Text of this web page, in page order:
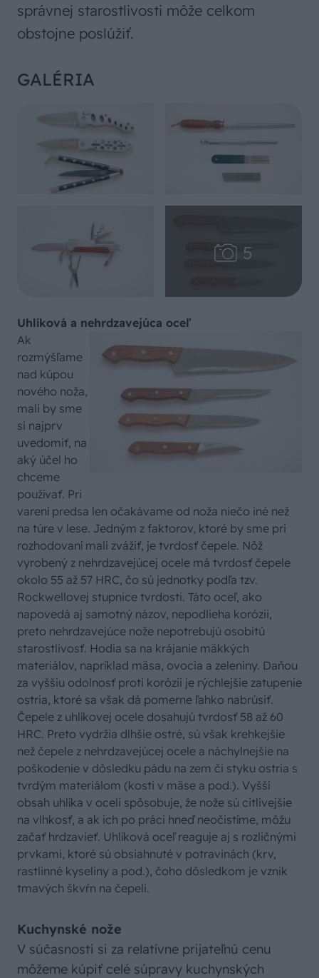
správnej starostlivosti môže celkom
obstojne poslúžiť.
GALÉRIA
Uhlíková a nehrdzavejúca oceľ
Ak
rozmýšľame
nad kúpou
nového noža,
mali by sme
si najprv
uvedomiť, na
aký účel ho
chceme
používať. Pri
varení predsa len očakávame od noža niečo iné než
na túre v lese. Jedným z faktorov, ktoré by sme pri
rozhodovaní mali zvážiť, je tvrdosť čepele. Nôž
vyrobený z nehrdzavejúcej ocele má tvrdosť čepele
okolo 55 až 57 HRC, čo sú jednotky podľa tzv.
Rockwellovej stupnice tvrdosti. Táto oceľ, ako
napovedá aj samotný názov, nepodlieha korózii,
preto nehrdzavejúce nože nepotrebujú osobitú
starostlivosť. Hodia sa na krájanie mäkkých
materiálov, napríklad mäsa, ovocia a zeleniny. Daňou
za vyššiu odolnosť proti korózii je rýchlejšie zatupenie
ostria, ktoré sa však dá pomerne ľahko nabrúsiť.
Čepele z uhlíkovej ocele dosahujú tvrdosť 58 až 60
HRC. Preto vydržia dlhšie ostré, sú však krehkejšie
než čepele z nehrdzavejúcej ocele a náchylnejšie na
poškodenie v dôsledku pádu na zem či styku ostria s
tvrdým materiálom (kosti v mäse a pod.). Vyšší
obsah uhlíka v oceli spôsobuje, že nože sú citlivejšie
na vlhkosť, a ak ich po práci hneď neočistíme, môžu
začať hrdzavieť. Uhlíková oceľ reaguje aj s rozličnými
prvkami, ktoré sú obsiahnuté v potravinách (krv,
rastlinné kyseliny a pod.), čoho dôsledkom je vznik
tmavých škvŕn na čepeli.
Kuchynské nože
V súčasnosti si za relatívne prijateľnú cenu
môžeme kúpiť celé súpravy kuchynských